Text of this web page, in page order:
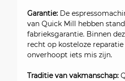
Garantie: De
van Quick Mill hebben
fabrieksgarantie. Binnen
recht op kosteloze
onverhoopt iets mis zijn.
Traditie van vakmanschap: